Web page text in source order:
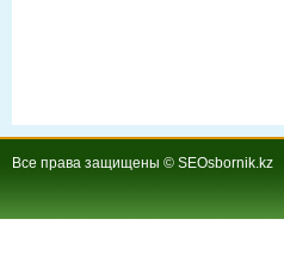
Все права защищены © SEOsbornik.kz